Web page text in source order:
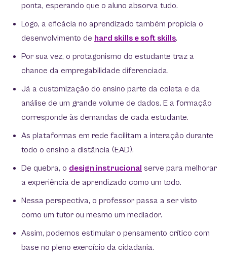
ponta, esperando que o aluno absorva tudo.
Logo, a eficácia no aprendizado também propicia o
desenvolvimento de hard skills e soft skills.
Por sua vez, o protagonismo do estudante traz a
chance da empregabilidade diferenciada.
Já a customização do ensino parte da coleta e da
análise de um grande volume de dados. E a formação
corresponde às demandas de cada estudante.
As plataformas em rede facilitam a interação durante
todo o ensino a distância (EAD).
De quebra, o design instrucional serve para melhorar
a experiência de aprendizado como um todo.
Nessa perspectiva, o professor passa a ser visto
como um tutor ou mesmo um mediador.
Assim, podemos estimular o pensamento crítico com
base no pleno exercício da cidadania.